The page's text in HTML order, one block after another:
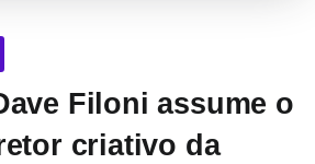
Filoni assume o
criativo da